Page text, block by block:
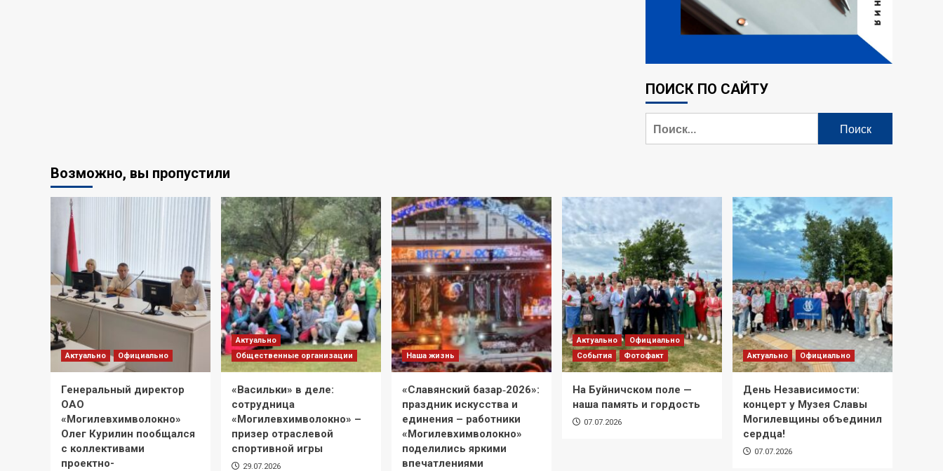
ПОИСК ПО САЙТУ
Возможно, вы пропустили
Актуально Официально
Генеральный директор
ОАО
«Могилевхимволокно»
Олег Курилин пообщался
с коллективами
проектно-
Актуально
Общественные организации
«Васильки» в деле:
сотрудница
«Могилевхимволокно» –
призер отраслевой
спортивной игры
29.07.2026
Наша жизнь
«Славянский базар‑2026»:
праздник искусства и
единения – работники
«Могилевхимволокно»
поделились яркими
впечатлениями
Актуально
Официально
События
Фотофакт
На Буйничском поле —
наша память и гордость
07.07.2026
Актуально Официально
День Независимости:
концерт у Музея Славы
Могилевщины объединил
сердца!
07.07.2026